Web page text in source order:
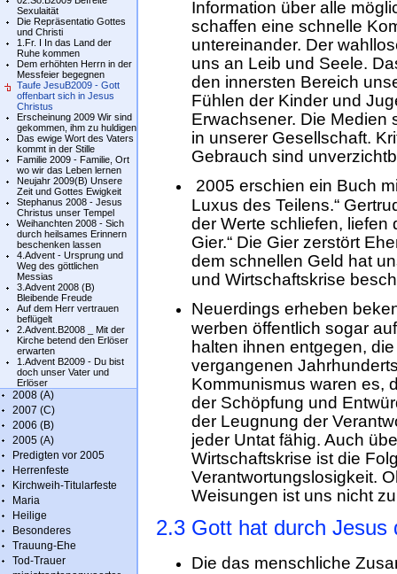
Sexulaität
Die Repräsentatio Gottes
und Christi
1.Fr. I In das Land der
Ruhe kommen
Dem erhöhten Herrn in der
Messfeier begegnen
Taufe JesuB2009 - Gott
offenbart sich in Jesus
Christus
Erscheinung 2009 Wir sind
gekommen, ihm zu huldigen
Das ewige Wort des Vaters
kommt in der Stille
Familie 2009 - Familie, Ort
wo wir das Leben lernen
Neujahr 2009(B) Unsere
Zeit und Gottes Ewigkeit
Stephanus 2008 - Jesus
Christus unser Tempel
Weihanchten 2008 - Sich
durch heilsames Erinnern
beschenken lassen
4.Advent - Ursprung und
Weg des göttlichen
Messias
3.Advent 2008 (B)
Bleibende Freude
Auf dem Herr vertrauen
beflügelt
2.Advent.B2008 _ Mit der
Kirche betend den Erlöser
erwarten
1.Advent B2009 - Du bist
doch unser Vater und
Erlöser
2008 (A)
2007 (C)
2006 (B)
2005 (A)
Predigten vor 2005
Herrenfeste
Kirchweih-Titularfeste
Maria
Heilige
Besonderes
Trauung-Ehe
Tod-Trauer
Information über alle
schaffen eine schnelle
untereinander. Der
uns an Leib und Seele.
den innersten Bereich
Fühlen der Kinder und
Erwachsener. Die Medien
in unserer Gesellschaft.
Gebrauch sind
2005 erschien ein Buch
Luxus des Teilens.“
der Werte schliefen, liefen
Gier.“ Die Gier zerstört
dem schnellen Geld hat
und Wirtschaftskrise
Neuerdings erheben
werben öffentlich sogar
halten ihnen entgegen,
vergangenen
Kommunismus waren es,
der Schöpfung und
der Leugnung der
jeder Untat fähig. Auch
Wirtschaftskrise ist die
Verantwortungslosigkeit.
Weisungen ist uns nicht
2.3 Gott hat durch Jesus
Die das menschliche